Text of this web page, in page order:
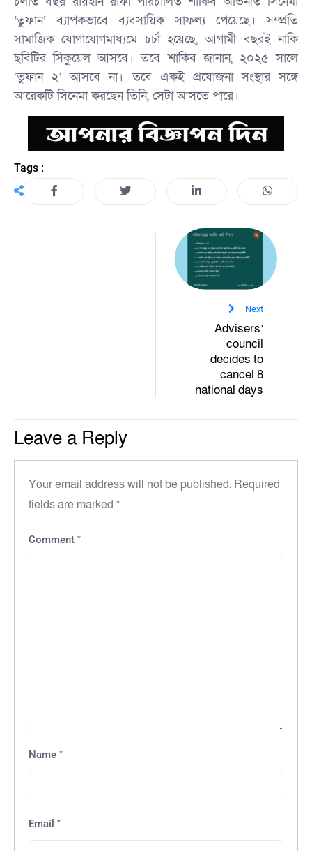
‘তুফান’ ব্যাপকভাবে ব্যবসায়িক সাফল্য পেয়েছে। সম্প্রতি
সামাজিক যোগাযোগমাধ্যমে চর্চা হয়েছে, আগামী বছরই নাকি
ছবিটির সিকুয়েল আসবে। তবে শাকিব জানান, ২০২৫ সালে
‘তুফান ২’ আসবে না। তবে একই প্রযোজনা সংস্থার সঙ্গে
আরেকটি সিনেমা করছেন তিনি, সেটা আসতে পারে।
Tags :
Next
Advisers’
council
decides to
cancel 8
national days
Leave a Reply
Your email address will not be published. Required
fields are marked *
Comment *
Name *
Email *